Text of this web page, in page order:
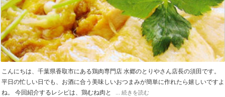
こんにちは、千葉県香取市にある鶏肉専門店 水郷のとりやさん店長の須田です。
平日の忙しい日でも、お酒に合う美味しいおつまみが簡単に作れたら嬉しいですよ
ね。 今回紹介するレシピは、鶏むね肉と
... 続きを読む